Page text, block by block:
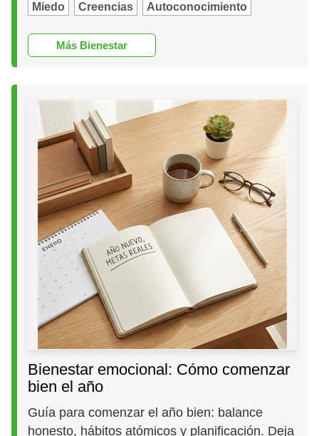
Miedo Creencias Autoconocimiento
Más Bienestar
Bienestar emocional: Cómo comenzar
bien el año
Guía para comenzar el año bien: balance
honesto, hábitos atómicos y planificación. Deja